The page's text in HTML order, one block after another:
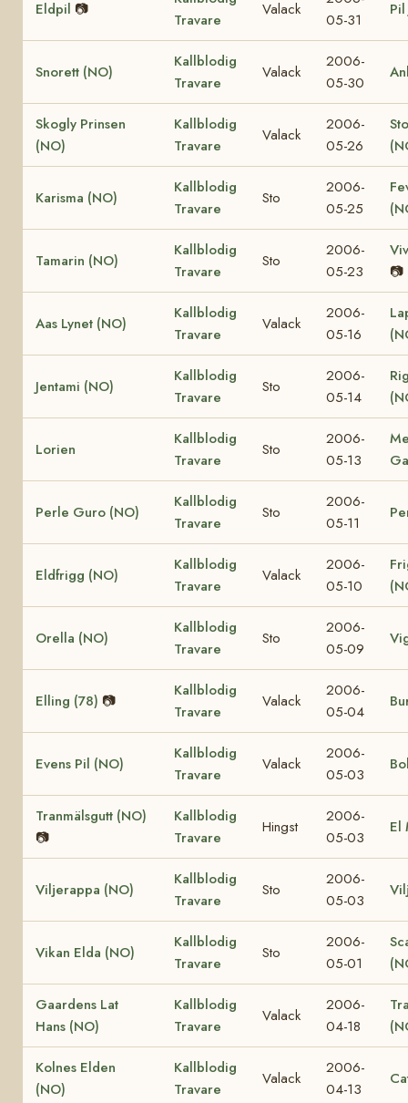
Eldpil 📷
Travare
Valack
05-31
Pil
Snorett (NO)
Kallblodig
Travare
Valack
2006-
05-30
Skogly Prinsen
(NO)
Kallblodig
Travare
Valack
2006-
05-26
Karisma (NO)
Kallblodig
Travare
Sto
2006-
05-25
Tamarin (NO)
Kallblodig
Travare
Sto
2006-
05-23
📷
Aas Lynet (NO)
Kallblodig
Travare
Valack
2006-
05-16
Jentami (NO)
Kallblodig
Travare
Sto
2006-
05-14
Lorien
Kallblodig
Travare
Sto
2006-
05-13
Perle Guro (NO)
Kallblodig
Travare
Sto
2006-
05-11
Eldfrigg (NO)
Kallblodig
Travare
Valack
2006-
05-10
Orella (NO)
Kallblodig
Travare
Sto
2006-
05-09
Elling (78) 📷
Kallblodig
Travare
Valack
2006-
05-04
Evens Pil (NO)
Kallblodig
Travare
Valack
2006-
05-03
Tranmälsgutt (NO)
📷
Kallblodig
Travare
Hingst
2006-
05-03
El
Viljerappa (NO)
Kallblodig
Travare
Sto
2006-
05-03
Vikan Elda (NO)
Kallblodig
Travare
Sto
2006-
05-01
Gaardens Lat
Hans (NO)
Kallblodig
Travare
Valack
2006-
04-18
Kolnes Elden
(NO)
Kallblodig
Travare
Valack
2006-
04-13